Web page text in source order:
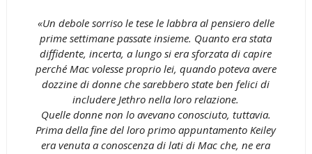
«Un debole sorriso le tese le labbra al pensiero delle
prime settimane passate insieme. Quanto era stata
diffidente, incerta, a lungo si era sforzata di capire
perché Mac volesse proprio lei, quando poteva avere
dozzine di donne che sarebbero state ben felici di
includere Jethro nella loro relazione.
Quelle donne non lo avevano conosciuto, tuttavia.
Prima della fine del loro primo appuntamento Keiley
era venuta a conoscenza di lati di Mac che, ne era